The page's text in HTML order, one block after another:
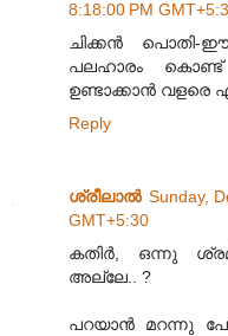
8:18:00 PM
ചിക്കന്‍ പൊതി-
പലഹാരം
ഉണ്ടാക്കാന്‍ വളരെ
Reply
ശ്രീലാല്‍ Sunday,
GMT+5:30
കതിര്‍, ഒന്നു
അല്ലേ.. ?
പറയാന്‍ മറന്നു